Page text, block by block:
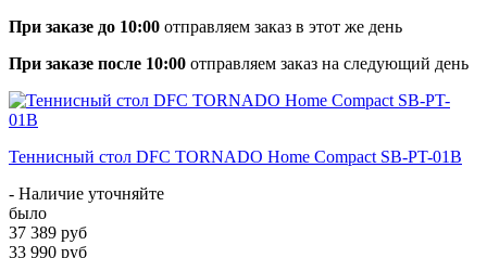
При заказе до 10:00 отправляем заказ в этот же день
При заказе после 10:00 отправляем заказ на следующий день
Теннисный стол DFC TORNADO Home Compact SB-PT-01B
- Наличие уточняйте
было
37 389 руб
33 990 руб